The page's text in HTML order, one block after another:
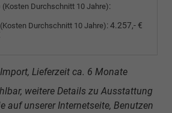
(Kosten Durchschnitt 10 Jahre):
(Kosten Durchschnitt 10 Jahre):4.257,- €
Lieferzeit ca. 6 Monate
weitere Details zu Ausstattung
auf unserer Internetseite, Benutzen